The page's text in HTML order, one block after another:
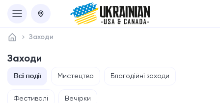
Заходи
Заходи
Всі події Мистецтво Благодійні заходи
Фестивалі Вечірки